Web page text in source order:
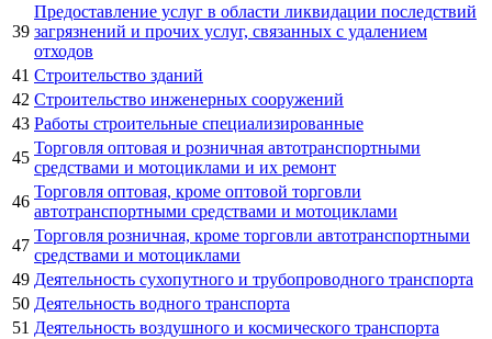
39
Предоставление услуг в области ликвидации последствий
загрязнений и прочих услуг, связанных с удалением
отходов
41 Строительство зданий
42 Строительство инженерных сооружений
43 Работы строительные специализированные
45
Торговля оптовая и розничная автотранспортными
средствами и мотоциклами и их ремонт
46
Торговля оптовая, кроме оптовой торговли
автотранспортными средствами и мотоциклами
47
Торговля розничная, кроме торговли автотранспортными
средствами и мотоциклами
49 Деятельность сухопутного и трубопроводного транспорта
50 Деятельность водного транспорта
51 Деятельность воздушного и космического транспорта